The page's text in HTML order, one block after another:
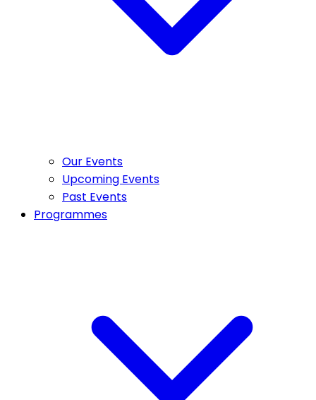
Our Events
Upcoming Events
Past Events
Programmes